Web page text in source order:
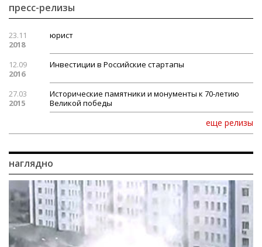
пресс-релизы
23.11
2018
юрист
12.09
2016
Инвестиции в Российские стартапы
27.03
2015
Исторические памятники и монументы к 70-летию
Великой победы
еще релизы
наглядно